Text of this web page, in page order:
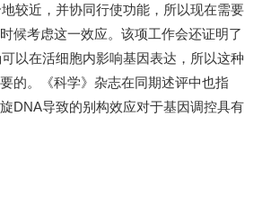
较近，并协同行使功能，所以现在需要
候考虑这一效应。该项工作会还证明了
以在活细胞内影响基因表达，所以这种
的。《科学》杂志在同期述评中也指
DNA导致的别构效应对于基因调控具有